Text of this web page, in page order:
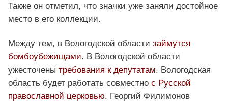
Также он отметил, что значки уже заняли достойное
место в его коллекции.
Между тем, в Вологодской области займутся
бомбоубежищами. В Вологодской области
ужесточены требования к депутатам. Вологодская
область будет работать совместно с Русской
православной церковью. Георгий Филимонов